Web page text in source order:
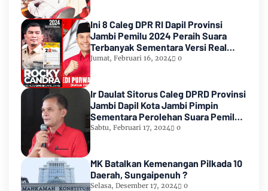
Ini 8 Caleg DPR RI Dapil Provinsi
Jambi Pemilu 2024 Peraih Suara
Terbanyak Sementara Versi Real
Count KPU RI
Jumat, Februari 16, 2024 0
Ir Daulat Sitorus Caleg DPRD Provinsi
Jambi Dapil Kota Jambi Pimpin
Sementara Perolehan Suara Pemilu
2024
Sabtu, Februari 17, 2024 0
MK Batalkan Kemenangan Pilkada 10
Daerah, Sungaipenuh ?
Selasa, Desember 17, 2024 0